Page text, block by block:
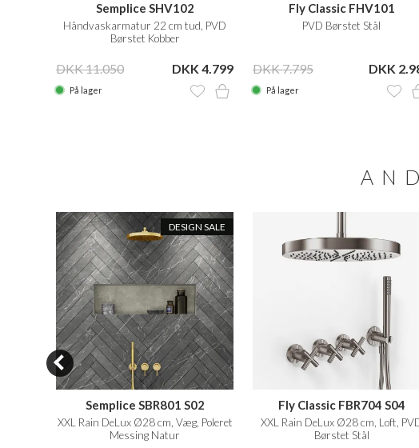
Semplice SHV102
Håndvaskarmatur 22 cm tud, PVD
Børstet Kobber
DKK 11.050 DKK 4.799
På lager
Fly Classic FHV101
PVD Børstet Stål
DKK 7.795 DKK
På lager
DESIGN SALE
Semplice SBR801 S02
XXL Rain DeLux Ø28 cm, Væg, Poleret
Messing Natur
Fly Classic FBR704 S04
XXL Rain DeLux Ø28 cm, Loft,
Børstet Stål